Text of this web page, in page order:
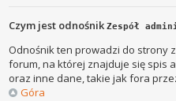
Czym jest odnośnikZespół
Odnośnik ten prowadzi do strony
forum, na której znajduje się spis
oraz inne dane, takie jak fora
Góra